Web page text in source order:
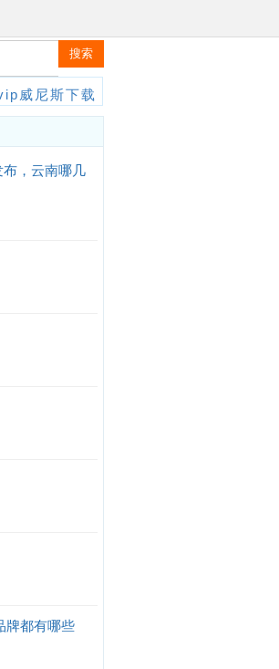
搜索
威尼斯下载
布，云南哪几
牌都有哪些